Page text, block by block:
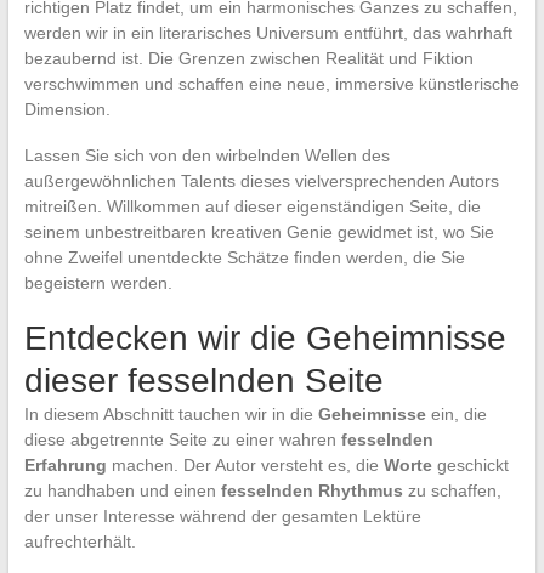
richtigen Platz findet, um ein harmonisches Ganzes zu schaffen,
werden wir in ein literarisches Universum entführt, das wahrhaft
bezaubernd ist. Die Grenzen zwischen Realität und Fiktion
verschwimmen und schaffen eine neue, immersive künstlerische
Dimension.
Lassen Sie sich von den wirbelnden Wellen des
außergewöhnlichen Talents dieses vielversprechenden Autors
mitreißen. Willkommen auf dieser eigenständigen Seite, die
seinem unbestreitbaren kreativen Genie gewidmet ist, wo Sie
ohne Zweifel unentdeckte Schätze finden werden, die Sie
begeistern werden.
Entdecken wir die Geheimnisse
dieser fesselnden Seite
In diesem Abschnitt tauchen wir in die Geheimnisseein, die
diese abgetrennte Seite zu einer wahren fesselnden
Erfahrung machen. Der Autor versteht es, die Wortegeschickt
zu handhaben und einen fesselnden Rhythmus zu schaffen,
der unser Interesse während der gesamten Lektüre
aufrechterhält.